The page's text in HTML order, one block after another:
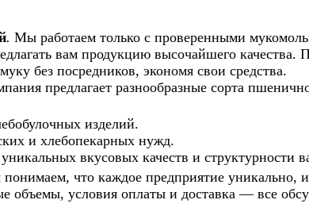
. Мы работаем только с проверенными
вам продукцию высочайшего качества.
без посредников, экономя свои средства.
предлагает разнообразные сорта
изделий.
и хлебопекарных нужд.
вкусовых качеств и структурности
что каждое предприятие уникально, и
объемы, условия оплаты и доставка — все